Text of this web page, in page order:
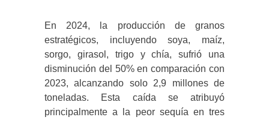
En 2024, la producción de granos
estratégicos, incluyendo soya, maíz,
sorgo, girasol, trigo y chía, sufrió una
disminución del 50% en comparación con
2023, alcanzando solo 2,9 millones de
toneladas.
Esta caída se atribuyó
principalmente a la peor sequía en tres